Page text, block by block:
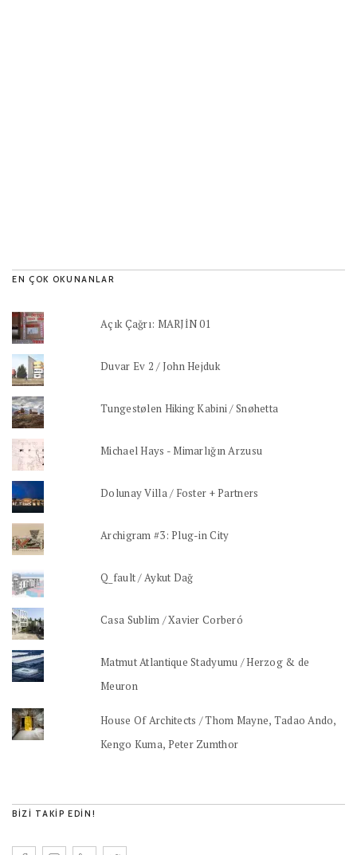
EN ÇOK OKUNANLAR
Açık Çağrı: MARJİN 01
Duvar Ev 2 / John Hejduk
Tungestølen Hiking Kabini / Snøhetta
Michael Hays - Mimarlığın Arzusu
Dolunay Villa / Foster + Partners
Archigram #3: Plug-in City
Q_fault / Aykut Dağ
Casa Sublim / Xavier Corberó
Matmut Atlantique Stadyumu / Herzog & de
Meuron
House Of Architects / Thom Mayne, Tadao Ando,
Kengo Kuma, Peter Zumthor
BIZI TAKIP EDIN!